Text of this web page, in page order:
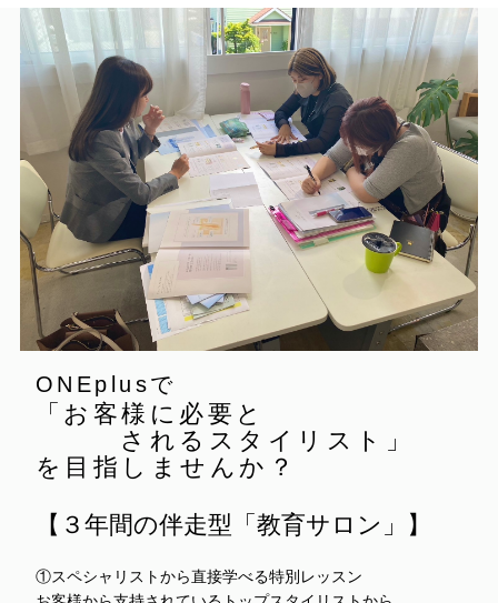
ONEplusで
「お客様に 必要と
される スタイリスト」
を目指しませんか？︎
【３年間の伴走型「教育サロン」】
①スペシャリストから直接学べる特別レッスン